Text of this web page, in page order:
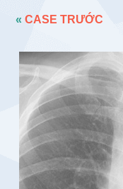
«CASE TRƯỚC